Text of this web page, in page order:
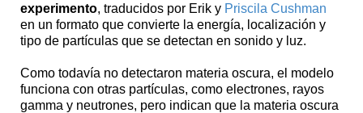
experimento, traducidos por Erik y Priscila Cushman
en un formato que convierte la energía, localización y
tipo de partículas que se detectan en sonido y luz.
Como todavía no detectaron materia oscura, el modelo
funciona con otras partículas, como electrones, rayos
gamma y neutrones, pero indican que la materia oscura